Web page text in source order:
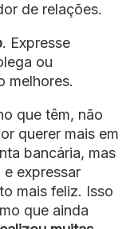
de relações.
. Expresse
ou
melhores.
que têm, não
querer mais em
bancária, mas
expressar
mais feliz. Isso
que ainda